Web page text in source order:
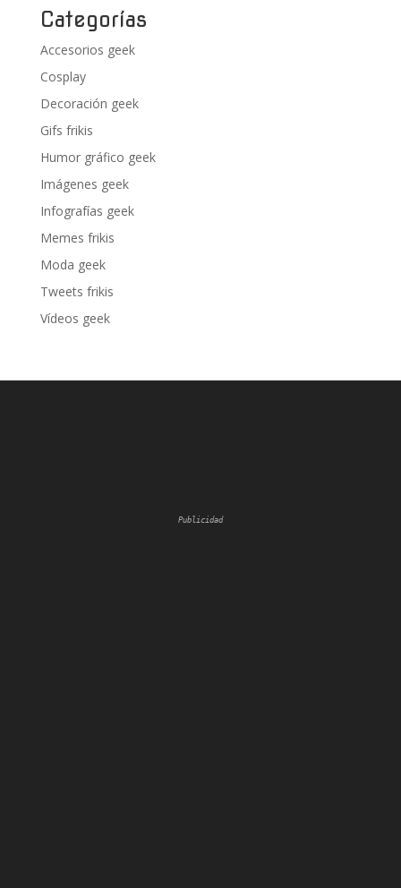
Categorías
Accesorios geek
Cosplay
Decoración geek
Gifs frikis
Humor gráfico geek
Imágenes geek
Infografías geek
Memes frikis
Moda geek
Tweets frikis
Vídeos geek
Publicidad